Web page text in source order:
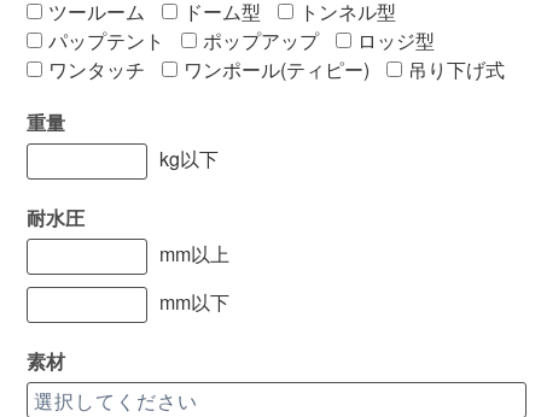
ツールーム
ドーム型
トンネル型
パップテント
ポップアップ
ロッジ型
ワンタッチ
ワンポール(ティピー)
吊り下げ式
重量
kg以下
耐水圧
mm以上
mm以下
素材